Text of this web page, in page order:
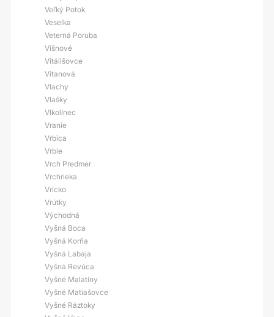
Veľký Potok
Veselka
Veterná Poruba
Višnové
Vitálišovce
Vitanová
Vlachy
Vlašky
Vlkolínec
Vranie
Vrbica
Vrbie
Vrch Predmer
Vrchrieka
Vrícko
Vrútky
Východná
Vyšná Boca
Vyšná Korňa
Vyšná Labaja
Vyšná Revúca
Vyšné Malatíny
Vyšné Matiašovce
Vyšné Ráztoky